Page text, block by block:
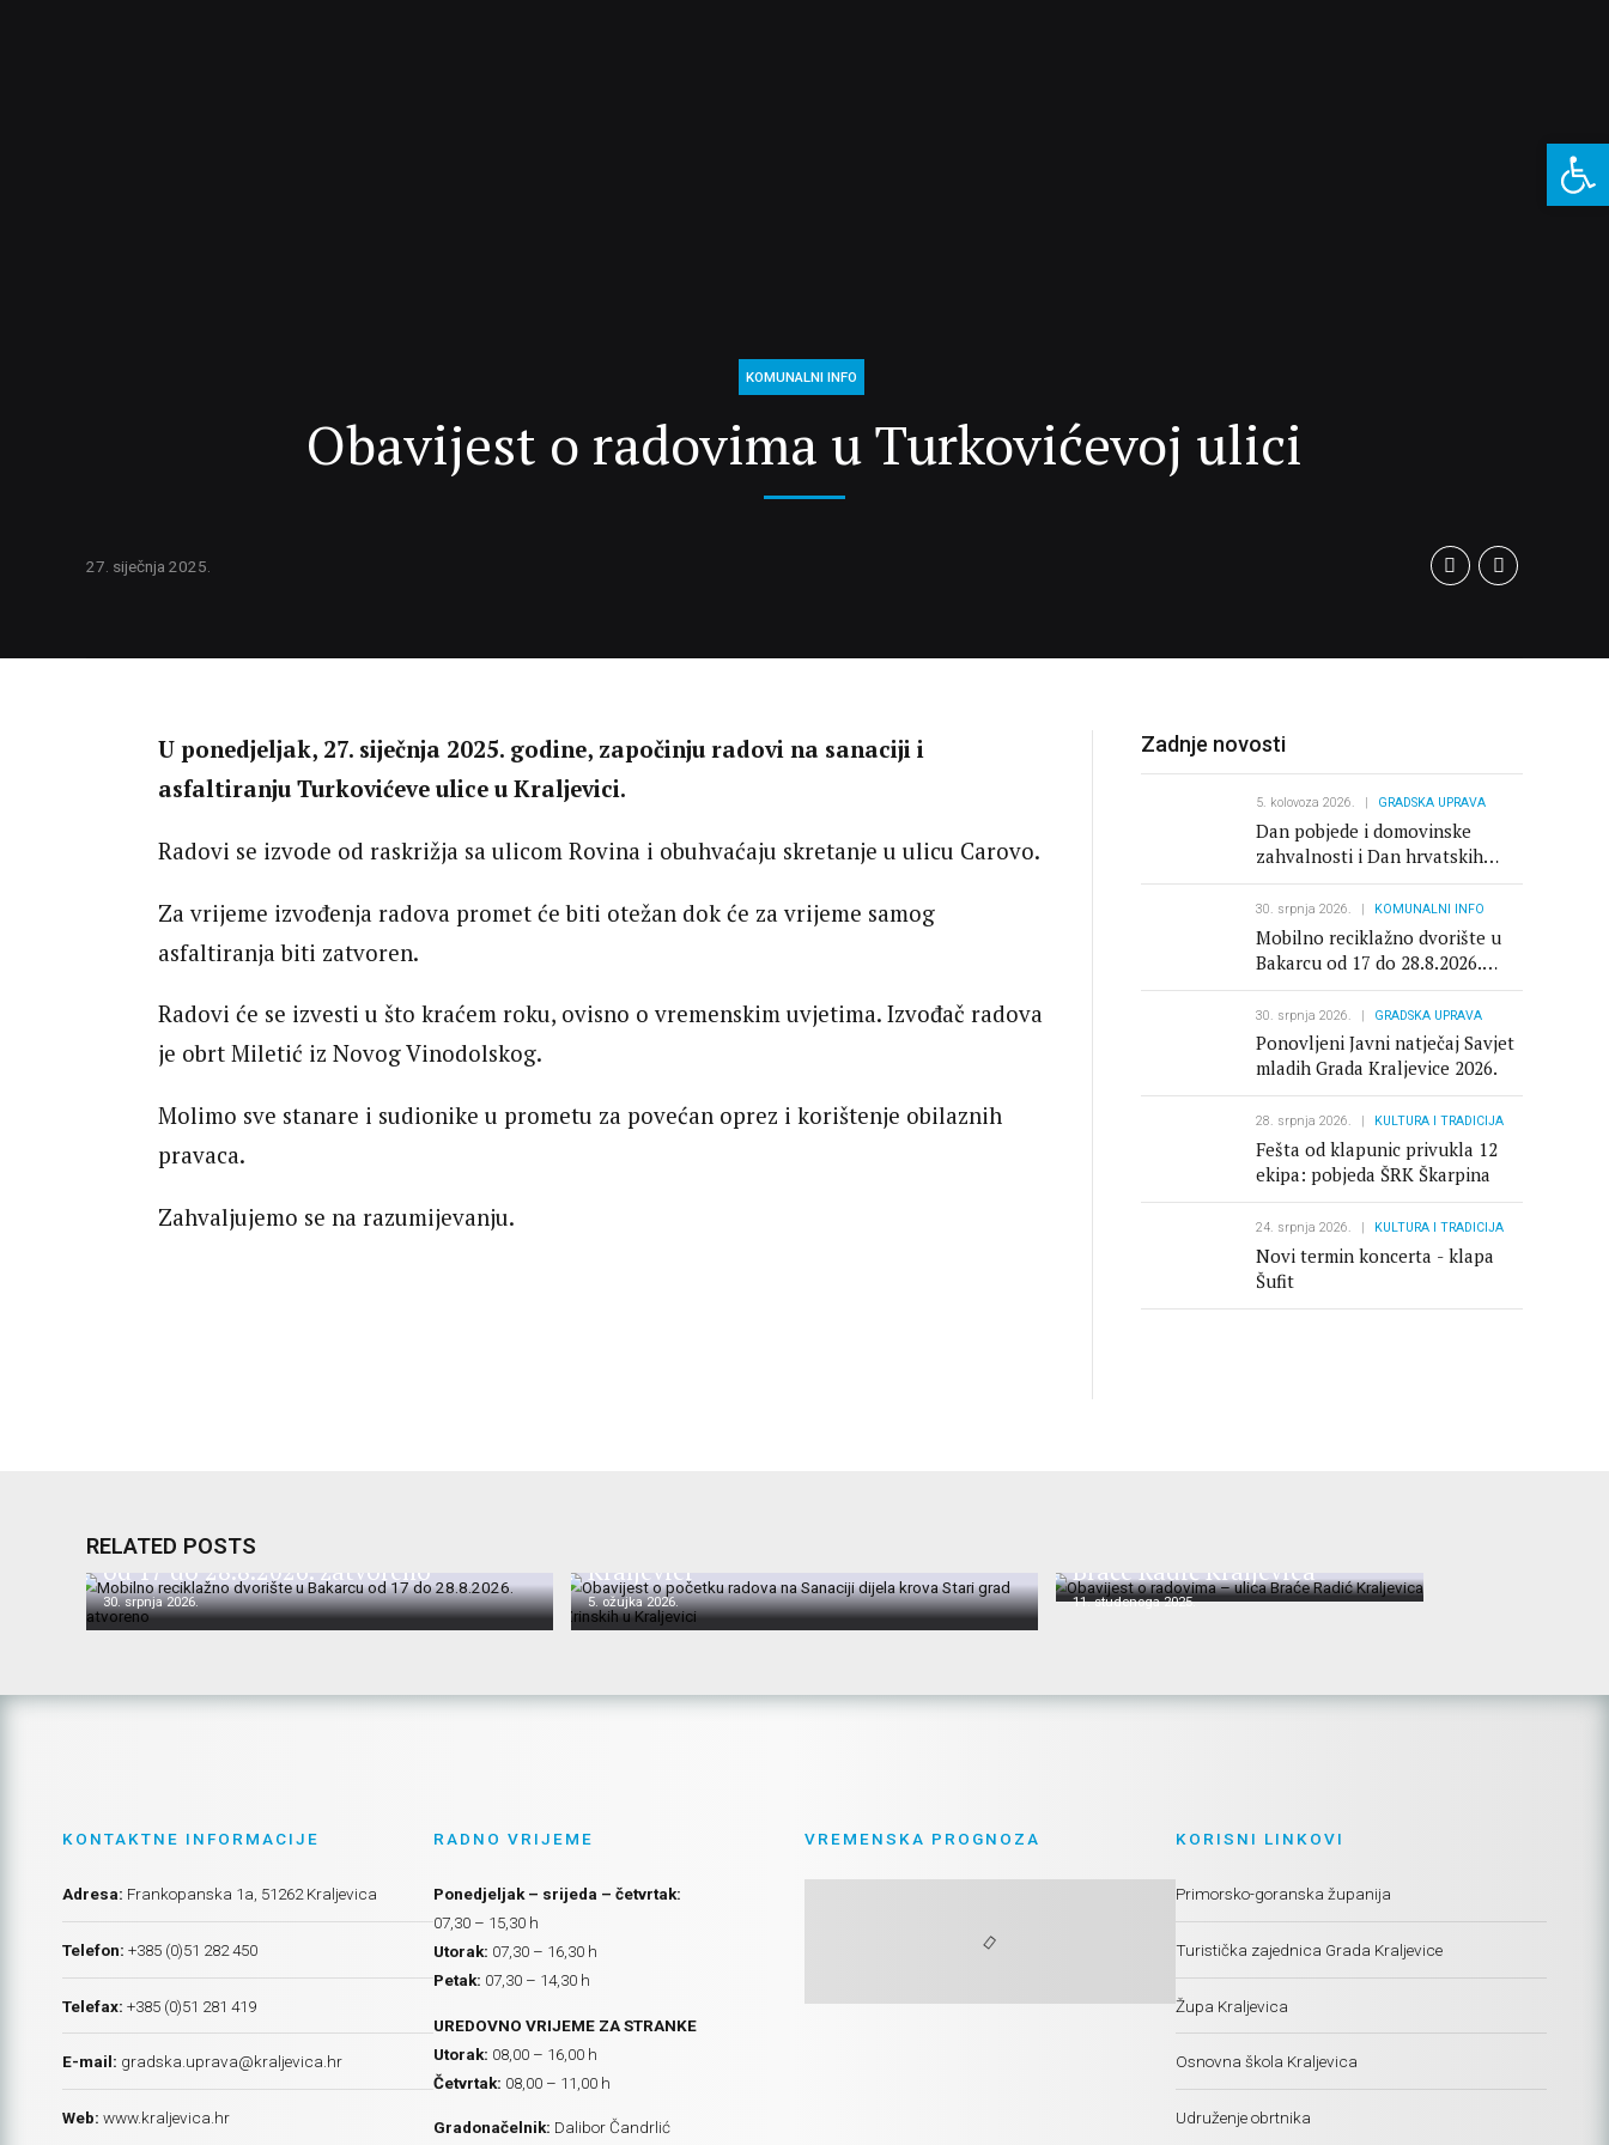
KOMUNALNI INFO
Obavijest o radovima u Turkovićevoj ulici
27. siječnja 2025.
U ponedjeljak, 27. siječnja 2025. godine, započinju radovi na sanaciji i
asfaltiranju Turkovićeve ulice u Kraljevici.
Radovi se izvode od raskrižja sa ulicom Rovina i obuhvaćaju skretanje u ulicu Carovo.
Za vrijeme izvođenja radova promet će biti otežan dok će za vrijeme samog
asfaltiranja biti zatvoren.
Radovi će se izvesti u što kraćem roku, ovisno o vremenskim uvjetima. Izvođač radova
je obrt Miletić iz Novog Vinodolskog.
Molimo sve stanare i sudionike u prometu za povećan oprez i korištenje obilaznih
pravaca.
Zahvaljujemo se na razumijevanju.
Zadnje novosti
5. kolovoza 2026. GRADSKA UPRAVA
Dan pobjede i domovinske
zahvalnosti i Dan hrvatskih
branitelja
30. srpnja 2026. KOMUNALNI INFO
Mobilno reciklažno dvorište u
Bakarcu od 17 do 28.8.2026.
zatvoreno
30. srpnja 2026. GRADSKA UPRAVA
Ponovljeni Javni natječaj Savjet
mladih Grada Kraljevice 2026.
28. srpnja 2026. KULTURA I TRADICIJA
Fešta od klapunic privukla 12
ekipa: pobjeda ŠRK Škarpina
24. srpnja 2026. KULTURA I TRADICIJA
Novi termin koncerta - klapa
Šufit
RELATED POSTS
Mobilno reciklažno dvorište u Bakarcu
od 17 do 28.8.2026. zatvoreno
30. srpnja 2026.
Kraljevici
5. ožujka 2026.
Braće Radić Kraljevica
11. studenoga 2025.
KONTAKTNE INFORMACIJE
Adresa: Frankopanska 1a, 51262 Kraljevica
Telefon: +385 (0)51 282 450
Telefax: +385 (0)51 281 419
E-mail: gradska.uprava@kraljevica.hr
Web: www.kraljevica.hr
RADNO VRIJEME
Ponedjeljak – srijeda – četvrtak:
07,30 – 15,30 h
Utorak: 07,30 – 16,30 h
Petak: 07,30 – 14,30 h
UREDOVNO VRIJEME ZA STRANKE
Utorak: 08,00 – 16,00 h
Četvrtak: 08,00 – 11,00 h
Gradonačelnik: Dalibor Čandrlić
VREMENSKA PROGNOZA KORISNI LINKOVI
Primorsko-goranska županija
Turistička zajednica Grada Kraljevice
Župa Kraljevica
Osnovna škola Kraljevica
Udruženje obrtnika